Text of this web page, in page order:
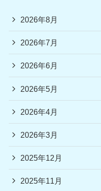
2026年8月
2026年7月
2026年6月
2026年5月
2026年4月
2026年3月
2025年12月
2025年11月